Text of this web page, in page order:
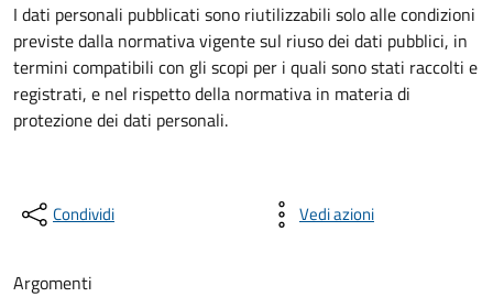
I dati personali pubblicati sono riutilizzabili solo alle condizioni
previste dalla normativa vigente sul riuso dei dati pubblici, in
termini compatibili con gli scopi per i quali sono stati raccolti e
registrati, e nel rispetto della normativa in materia di
protezione dei dati personali.
Condividi Vedi azioni
Argomenti